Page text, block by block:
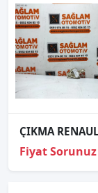
Fiyat Sorunuz